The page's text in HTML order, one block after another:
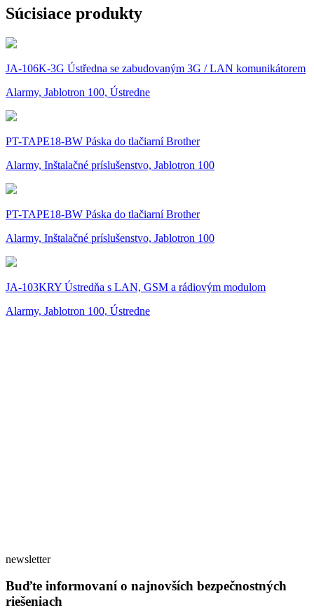
Súcisiace produkty
JA-106K-3G Ústředna se zabudovaným 3G / LAN komunikátorem
Alarmy, Jablotron 100, Ústredne
PT-TAPE18-BW Páska do tlačiarní Brother
Alarmy, Inštalačné príslušenstvo, Jablotron 100
PT-TAPE18-BW Páska do tlačiarní Brother
Alarmy, Inštalačné príslušenstvo, Jablotron 100
JA-103KRY Ústredňa s LAN, GSM a rádiovým modulom
Alarmy, Jablotron 100, Ústredne
newsletter
Buďte informovaní o najnovších bezpečnostných
riešeniach